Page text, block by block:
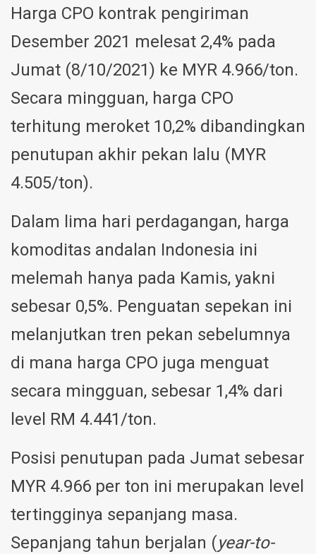
Harga CPO kontrak pengiriman
Desember 2021 melesat 2,4% pada
Jumat (8/10/2021) ke MYR 4.966/ton.
Secara mingguan, harga CPO
terhitung meroket 10,2% dibandingkan
penutupan akhir pekan lalu (MYR
4.505/ton).
Dalam lima hari perdagangan, harga
komoditas andalan Indonesia ini
melemah hanya pada Kamis, yakni
sebesar 0,5%. Penguatan sepekan ini
melanjutkan tren pekan sebelumnya
di mana harga CPO juga menguat
secara mingguan, sebesar 1,4% dari
level RM 4.441/ton.
Posisi penutupan pada Jumat sebesar
MYR 4.966 per ton ini merupakan level
tertingginya sepanjang masa.
Sepanjang tahun berjalan (year-to-